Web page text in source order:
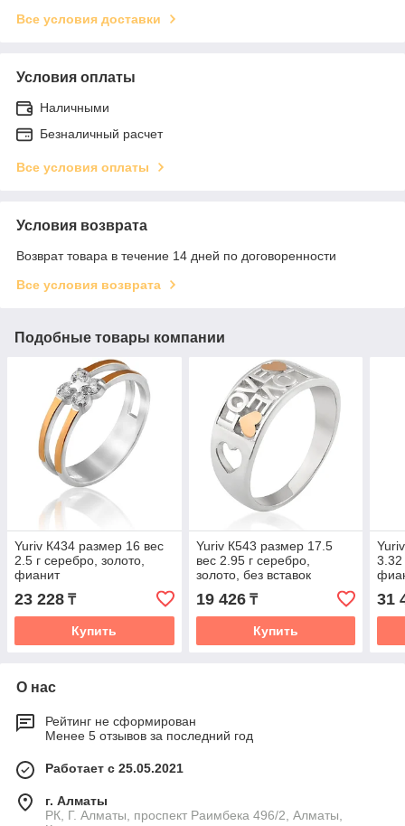
Все условия доставки
Условия оплаты
Наличными
Безналичный расчет
Все условия оплаты
Условия возврата
Возврат товара в течение 14 дней по договоренности
Все условия возврата
Подобные товары компании
Yuriv К434 размер 16 вес
2.5 г серебро, золото,
фианит
23 228 ₸
Купить
Yuriv К543 размер 17.5
вес 2.95 г серебро,
золото, без вставок
19 426₸
Купить
3.32
31
О нас
Рейтинг не сформирован
Менее 5 отзывов за последний год
Работает с 25.05.2021
г. Алматы
РК, Г. Алматы, проспект Раимбека 496/2, Алматы,